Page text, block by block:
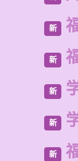
新
新
新
新
新